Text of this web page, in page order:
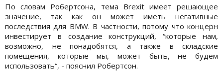
По словам Робертсона, тема Brexit имеет решающее
значение, так как он может иметь негативные
последствия для BMW. В частности, потому что концерн
инвестирует в создание конструкций, “которые нам,
возможно, не понадобятся, а также в складские
помещения, которые мы, может быть, не будем
использовать“, - пояснил Робертсон.